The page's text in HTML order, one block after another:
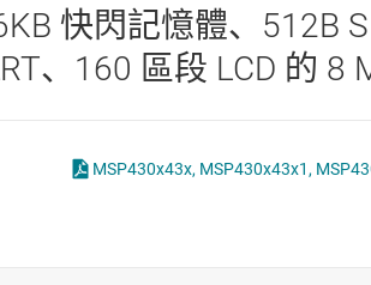
射頻 (RF) 與微波
微控制器 (MCU) 與處理器
快閃記憶體、512B
、160 區段 LCD 的 8
MSP430x43x, MSP430x43x1,